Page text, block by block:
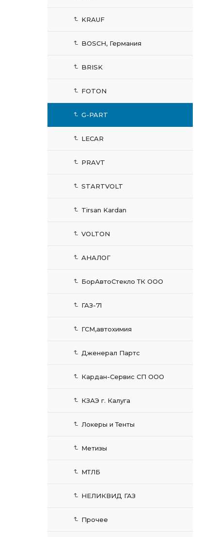
KRAUF
BOSCH, Германия
BRISK
FOTON
G-PART
LECAR
PRAVT
STARTVOLT
Tirsan Kardan
VOLTON
АНАЛОГ
БорАвтоСтекло ТК ООО
ГАЗ-71
ГСМ,автохимия
Дженерал Партс
Кардан-Сервис СП ООО
КЗАЭ г. Калуга
Локеры и Тенты
Метизы
МТЛБ
НЕЛИКВИД ГАЗ
Прочее